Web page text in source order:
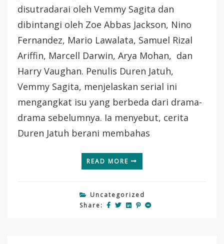
Dengan
Humor
“Duren
Jatuh”
disutradarai oleh Vemmy Sagita dan
dibintangi oleh Zoe Abbas Jackson, Nino
Fernandez, Mario Lawalata, Samuel Rizal
Ariffin, Marcell Darwin, Arya Mohan, dan
Harry Vaughan. Penulis Duren Jatuh,
Vemmy Sagita, menjelaskan serial ini
mengangkat isu yang berbeda dari drama-
drama sebelumnya. Ia menyebut, cerita
Duren Jatuh berani membahas
READ MORE
Uncategorized
Share: